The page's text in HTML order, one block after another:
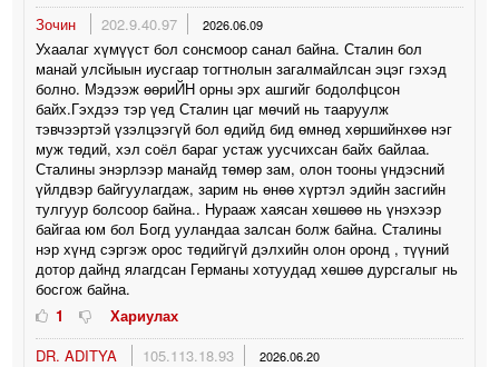
Зочин
202.9.40.97 2026.06.09
Ухаалаг хүмүүст бол сонсмоор санал байна. Сталин бол
манай улсйыын иусгаар тогтнолын загалмайлсан эцэг гэхэд
болно. Мэдээж өөриЙН орны эрх ашгийг бодолфцсон
байх.Гэхдээ тэр үед Сталин цаг мөчий нь тааруулж
тэвчээртэй үзэлцээгүй бол өдийд бид өмнөд хөршийнхөө нэг
муж төдий, хэл соёл бараг устаж уусчихсан байх байлаа.
Сталины энэрлээр манайд төмөр зам, олон тооны үндэсний
үйлдвэр байгуулагдаж, зарим нь өнөө хүртэл эдийн засгийн
тулгуур болсоор байна.. Нурааж хаясан хөшөөө нь үнэхээр
байгаа юм бол Богд ууландаа залсан болж байна. Сталины
нэр хүнд сэргэж орос төдийгүй дэлхийн олон оронд , түүний
дотор дайнд ялагдсан Германы хотуудад хөшөө дурсгалыг нь
босгож байна.
1
Хариулах
DR. ADITYA
105.113.18.93 2026.06.20